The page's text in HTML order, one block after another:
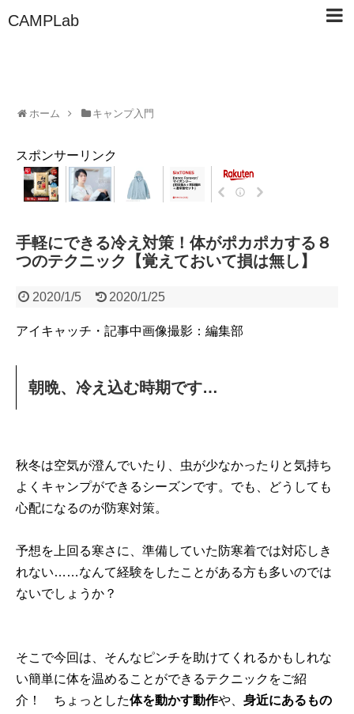
CAMPLab
ホーム キャンプ入門
スポンサーリンク
手軽にできる冷え対策！体がポカポカする８
つのテクニック【覚えておいて損は無し】
2020/1/5 2020/1/25
アイキャッチ・記事中画像撮影：編集部
朝晩、冷え込む時期です…
秋冬は空気が澄んでいたり、虫が少なかったりと気持ち
よくキャンプができるシーズンです。でも、どうしても
心配になるのが防寒対策。
予想を上回る寒さに、準備していた防寒着では対応しき
れない……なんて経験をしたことがある方も多いのでは
ないでしょうか？
そこで今回は、そんなピンチを助けてくれるかもしれな
い簡単に体を温めることができるテクニックをご紹
介！ ちょっとした体を動かす動作や、 身近にあるもの